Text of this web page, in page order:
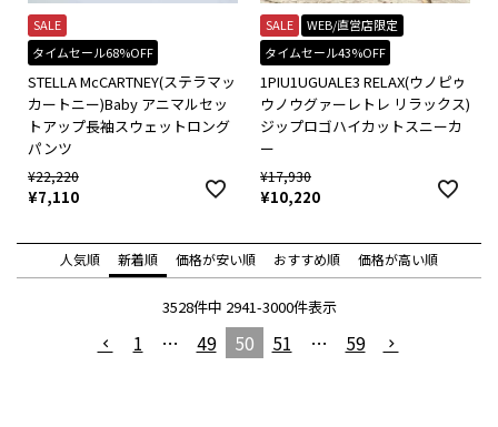
SALE
タイムセール68%OFF
STELLA McCARTNEY(ステラマッ
カートニー)Baby アニマルセッ
トアップ長袖スウェットロング
パンツ
¥22,220
¥7,110
SALE
WEB/直営店限定
タイムセール43%OFF
1PIU1UGUALE3 RELAX(ウノピゥ
ウノウグァーレトレ リラックス)
ジップロゴハイカットスニーカ
ー
¥17,930
¥10,220
人気順 新着順 価格が安い順 おすすめ順 価格が高い順
3528件中 2941-3000件表示
1 … 49 50 51 … 59